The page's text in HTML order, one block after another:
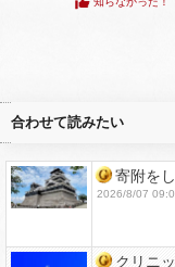
合わせて読みたい
寄附を
2026/8/07
クリニ